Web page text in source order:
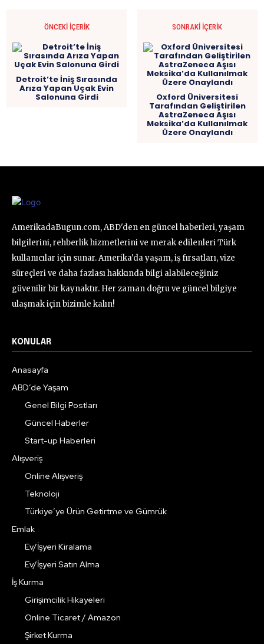
ÖNCEKI İÇERIK
Detroit’te İniş Sırasında
Arıza Yapan Uçak Evin
Salonuna Girdi
SONRAKI İÇERIK
Oxford Üniversitesi
Tarafından Geliştirilen
AstraZeneca Aşısı
Meksika’da Kullanılmak
Üzere Onaylandı
AmerikadaBugun.com, ABD'den en güncel haberleri, yaşam
bilgilerini, rehberlik hizmetlerini ve merak edilenleri Türk
kullanıcılar için sunar. Amerika'da yaşam, iş fırsatları, vize
süreçleri ve daha fazlası hakkında bilgi alabileceğiniz
güvenilir bir kaynaktır. Her zaman doğru ve güncel bilgiye
ulaşmak için bizimle kalın!
KONULAR
Anasayfa
ABD’de Yaşam
Genel Bilgi Postları
Güncel Haberler
Start-up Haberleri
Alışveriş
Online Alışveriş
Teknoloji
Türkiye’ye Ürün Getirtme ve Gümrük
Emlak
Ev/İşyeri Kiralama
Ev/İşyeri Satın Alma
İş Kurma
Girişimcilik Hikayeleri
Online Ticaret / Amazon
Şirket Kurma